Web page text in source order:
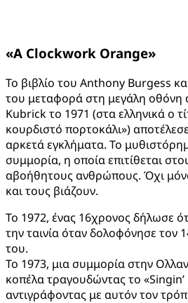
«A Clockwork Orange»
Το βιβλίο του Anthony Burgess
του μεταφορά στη μεγάλη οθόνη
Kubrick το 1971 (στα ελληνικά ο
κουρδιστό πορτοκάλι»)
αρκετά εγκλήματα. Το
συμμορία, η οποία επιτίθεται
αβοήθητους ανθρώπους. Όχι
και τους βιάζουν.
Το 1972, ένας 16χρονος δήλωσε
την ταινία όταν δολοφόνησε τον
του.
Το 1973, μια συμμορία στην
κοπέλα τραγουδώντας το
αντιγράφοντας με αυτόν τον